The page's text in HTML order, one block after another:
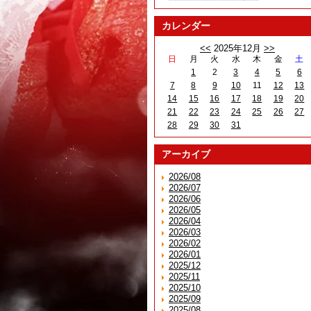
カレンダー
<< 2025年12月 >>
日 月 火 水 木 金
土
1
2 3 4 5
6
7
8 9 10 11 12
13
14
15 16 17 18 19
20
21
22 23 24 25 26
27
28
29 30 31
アーカイブ
2026/08
2026/07
2026/06
2026/05
2026/04
2026/03
2026/02
2026/01
2025/12
2025/11
2025/10
2025/09